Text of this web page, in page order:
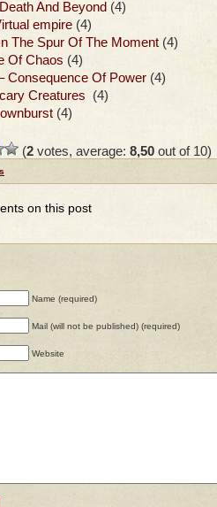
And Beyond (4)
empire (4)
The Spur Of The Moment (4)
Of Chaos (4)
Consequence Of Power (4)
Creatures (4)
(4)
(2 votes, average: 8,50 out of 10)
on this post
Name (required)
Mail (will not be published) (required)
Website